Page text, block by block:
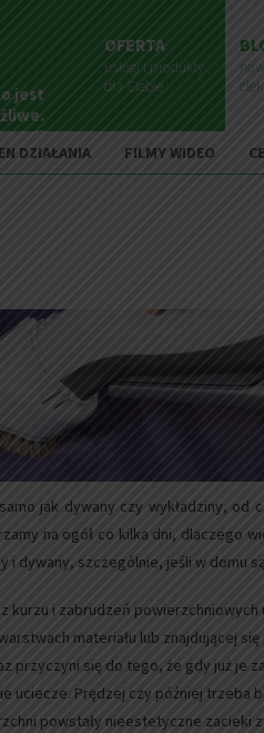
jest
OFERTA
usługi i produkty
dla Ciebie
DZIAŁANIA FILMY WIDEO
jak dywany czy wykładziny, od
na ogół co kilka dni, dlaczego
i dywany, szczególnie, jeśli w domu
kurzu i zabrudzeń
materiału lub znajdującej
przyczyni się do tego, że gdy już je
uciecze. Prędzej czy później trzeba
powstały nieestetyczne zacieki